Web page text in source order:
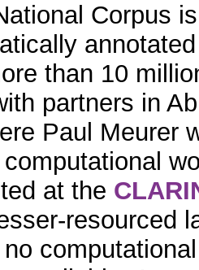
Corpus
than 10
partners in
Paul Meurer
computational
at the
resourced